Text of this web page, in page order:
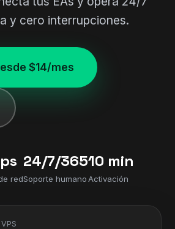
y cero interrupciones.
$14/mes
red
24/7/365
Soporte humano
10 min
Activación